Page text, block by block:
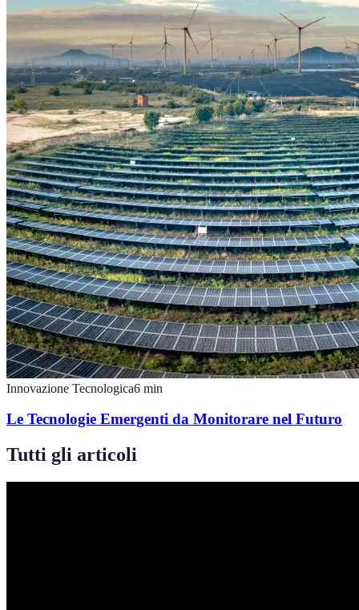
Innovazione Tecnologica6 min
Le Tecnologie Emergenti da Monitorare nel Futuro
Tutti gli articoli